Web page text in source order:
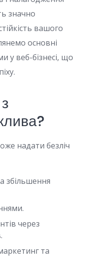
значно
вашого
основні
у веб-бізнесі, що
надати безліч
збільшення
через
та